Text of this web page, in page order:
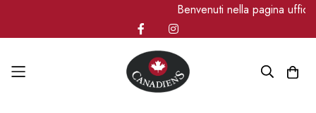
Benvenuti nella pagina